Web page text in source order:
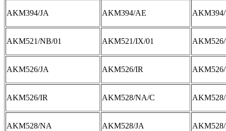
AKM394/JA AKM394/AE
AKM521/NB/01 AKM521/IX/01
AKM526/JA AKM526/IR
AKM526/IR AKM528/NA/C
AKM528/NA AKM528/JA